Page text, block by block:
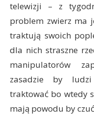
telewizji – z
problem zwierz ma
traktują swoich
dla nich straszne
manipulatorów
zasadzie by
traktować bo wtedy
mają powodu by